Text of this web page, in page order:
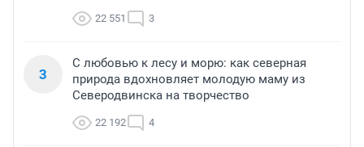
22 551 3
3
С любовью к лесу и морю: как северная
природа вдохновляет молодую маму из
Северодвинска на творчество
22 192 4